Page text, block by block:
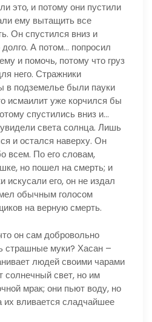
это, и потому они пустили
ему вытащить все
Он спустился вниз и
А потом… попросил
и помочь, потому что груз
него. Стражники
в подземелье были пауки
исмаилит уже корчился бы
спустились вниз и…
света солнца. Лишь
и остался наверху. Он
всем. По его словам,
но пошел на смерть; и
искусали его, он не издал
обычным голосом
на верную смерть.
он сам добровольно
страшные муки? Хасан –
людей своими чарами
солнечный свет, но им
мрак; они пьют воду, но
их вливается сладчайшее